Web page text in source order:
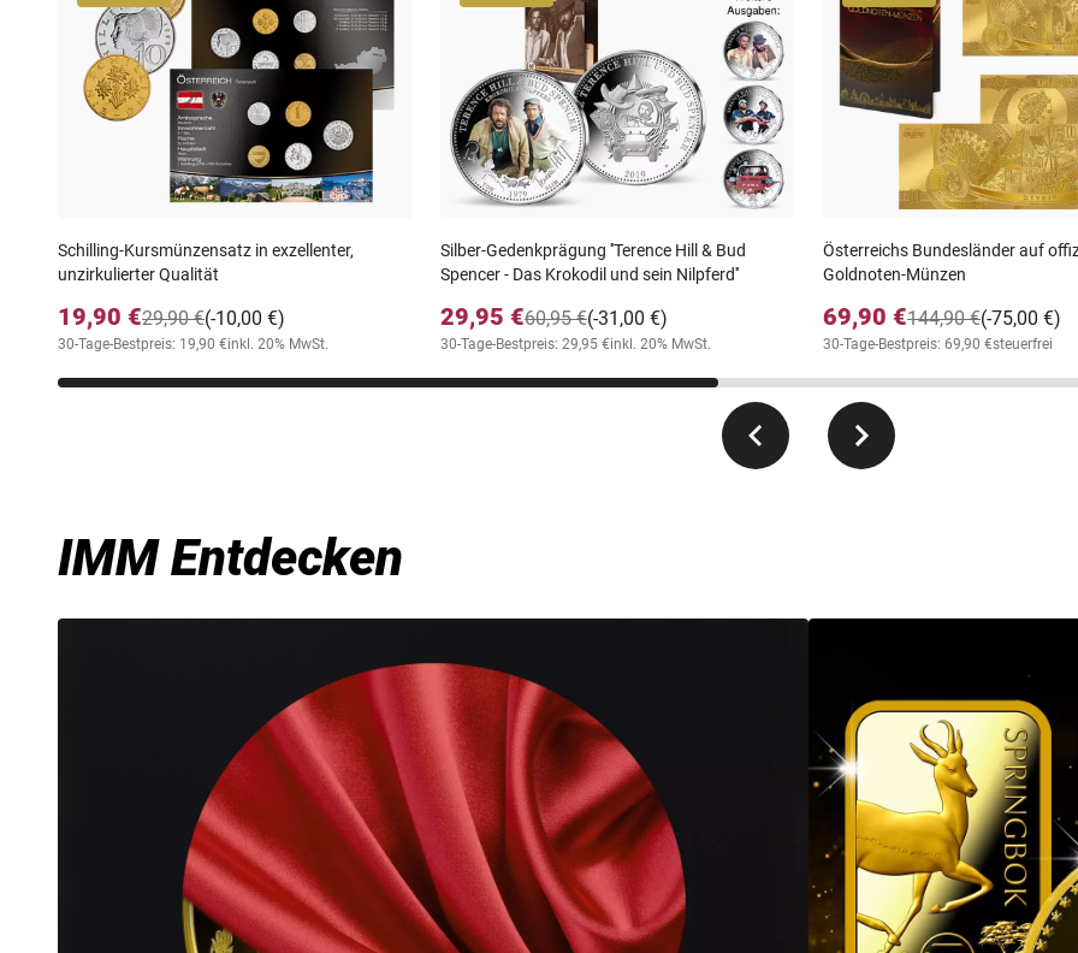
Schilling-Kursmünzensatz in exzellenter,
unzirkulierter Qualität
19,90 € (-10,00 €)
29,90 €
30-Tage-Bestpreis: 19,90 €inkl. 20% MwSt.
Silber-Gedenkprägung ''Terence Hill & Bud
Spencer - Das Krokodil und sein Nilpferd''
29,95 € (-31,00 €)
60,95 €
30-Tage-Bestpreis: 29,95 €inkl. 20% MwSt.
Österreichs Bundesländer auf
Goldnoten-Münzen
69,90 € (-75,00 €)
144,90 €
30-Tage-Bestpreis: 69,90 €steuerfrei
IMM Entdecken